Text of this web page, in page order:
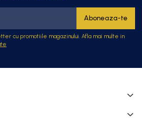
cu promotiile magazinului. Afla mai multe in